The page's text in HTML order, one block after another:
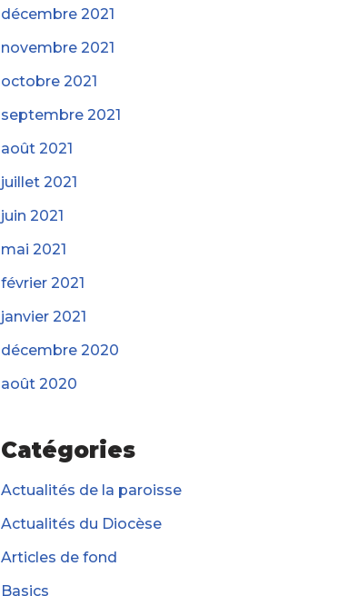
décembre 2021
novembre 2021
octobre 2021
septembre 2021
août 2021
juillet 2021
juin 2021
mai 2021
février 2021
janvier 2021
décembre 2020
août 2020
Catégories
Actualités de la paroisse
Actualités du Diocèse
Articles de fond
Basics